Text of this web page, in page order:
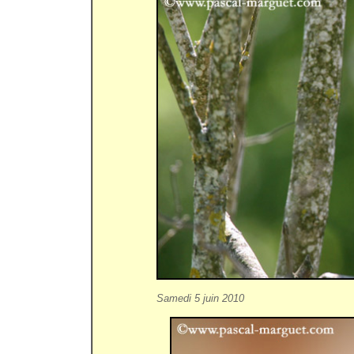
Samedi 5 juin 2010